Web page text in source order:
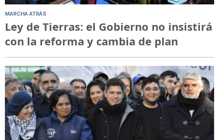
MARCHA ATRÁS
Ley de Tierras: el Gobierno no insistirá
con la reforma y cambia de plan